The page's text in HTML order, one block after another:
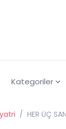
Kategoriler
/ HER ÜÇ